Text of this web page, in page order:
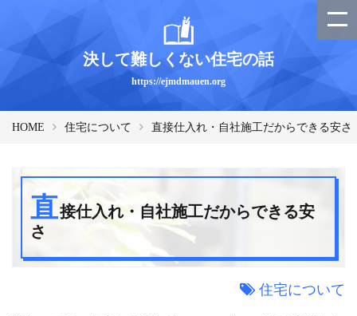
決して難しくない住宅の話
https://ejmdmauen.org
HOME 住宅について 直接仕入れ・自社施工だからできる安さ
直接仕入れ・自社施工だからできる安
さ
住宅について